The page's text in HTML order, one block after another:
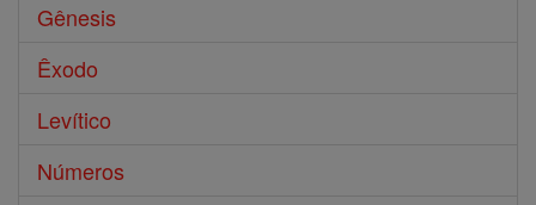
Gênesis
Êxodo
Levítico
Números